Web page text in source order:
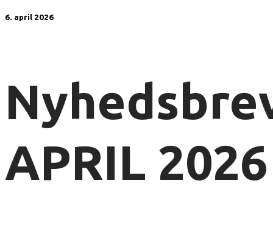
6. april 2026
APRIL 2026